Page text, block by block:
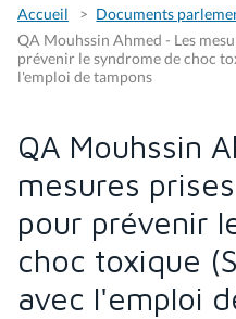
Accueil
Documents
QA Mouhssin Ahmed - Les
prévenir le syndrome de choc
l'emploi de tampons
QA Mouhssin
mesures
pour prévenir
choc toxique
avec l'emploi